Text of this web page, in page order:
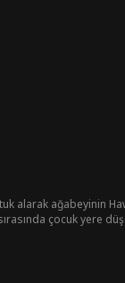
alarak ağabeyinin
çocuk yere